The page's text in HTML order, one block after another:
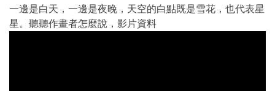
一邊是白天，一邊是夜晚，天空的白點既是雪花，也代表星
星。聽聽作畫者怎麼說，影片資料